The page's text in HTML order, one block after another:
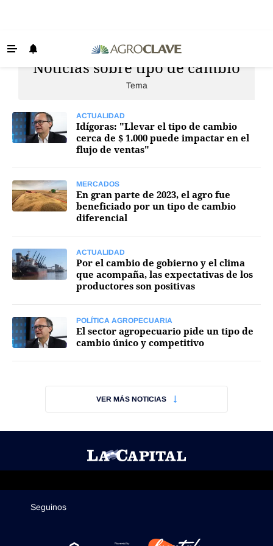
Lechería
Agenda
Agronegocios
Noticias sobre tipo de cambio
Tema
ACTUALIDAD
Idígoras: "Llevar el tipo de cambio
cerca de $ 1.000 puede impactar en el
flujo de ventas"
MERCADOS
En gran parte de 2023, el agro fue
beneficiado por un tipo de cambio
diferencial
ACTUALIDAD
Por el cambio de gobierno y el clima
que acompaña, las expectativas de los
productores son positivas
POLÍTICA AGROPECUARIA
El sector agropecuario pide un tipo de
cambio único y competitivo
VER MÁS NOTICIAS
Seguinos